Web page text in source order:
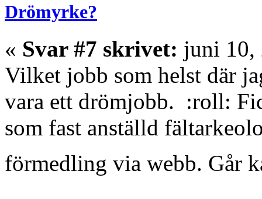
Drömyrke?
« Svar #7 skrivet: juni 10,
Vilket jobb som helst där
vara ett drömjobb. :roll:
som fast anställd
förmedling via webb. Går